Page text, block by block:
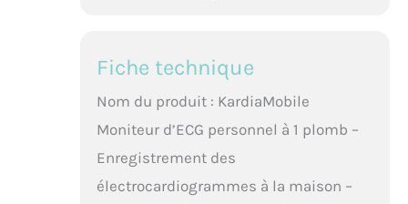
Fiche technique
Nom du produit : KardiaMobile
Moniteur d’ECG personnel à 1 plomb –
Enregistrement des
électrocardiogrammes à la maison –